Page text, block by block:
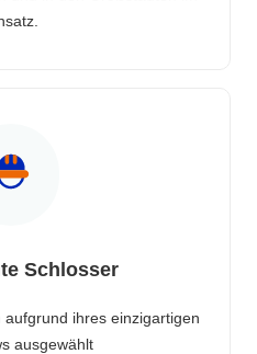
Schlosser
ihres einzigartigen
ausgewählt